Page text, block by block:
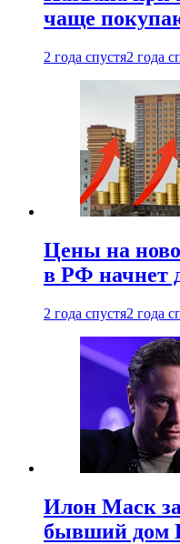
чаще
2 года спустя2 года
Цены на
в РФ начнет
2 года спустя2 года
Илон Маск
бывший дом